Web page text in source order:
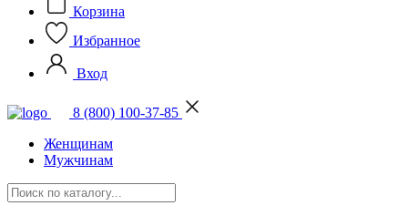
Корзина
Избранное
Вход
8 (800) 100-37-85
Женщинам
Мужчинам